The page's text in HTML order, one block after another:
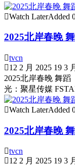
Watch LaterAdded
2025北岸春晚
tvcn
12 2 月 2025 19 3
2025北岸春晚 舞
光：聚星传媒
Watch LaterAdded
2025北岸春晚
tvcn
12 2 月 2025 19 3